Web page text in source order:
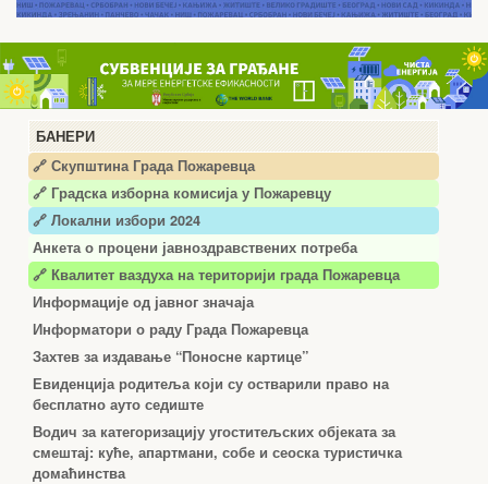
БАНЕРИ
🔗 Скупштина Града Пожаревца
🔗 Градска изборна комисија у Пожаревцу
🔗 Локални избори 2024
Анкета о процени јавноздравствених потреба
🔗 Квалитет ваздуха на територији града Пожаревца
Информације од јавног значаја
Информатори о раду Града Пожаревца
Захтев за издавање “Поносне картице”
Евиденција родитеља који су остварили право на
бесплатно ауто седиште
Водич за категоризацију угоститељских објеката за
смештај: куће, апартмани, собе и сеоска туристичка
домаћинства